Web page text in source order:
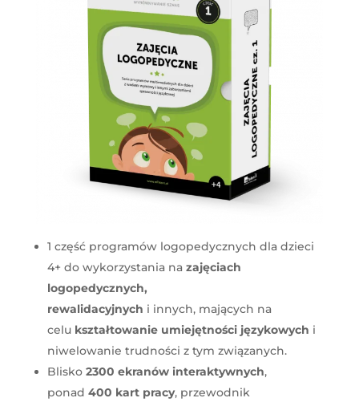
1 część programów logopedycznych dla dzieci
4+ do wykorzystania na zajęciach
logopedycznych,
rewalidacyjnych i innych, mających na
celu kształtowanie umiejętności językowych i
niwelowanie trudności z tym związanych.
Blisko 2300 ekranów interaktywnych,
ponad 400 kart pracy, przewodnik